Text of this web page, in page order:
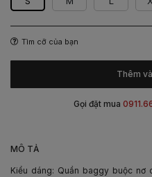
MÔ TẢ
Kiểu dáng: Quần baggy buộc
Tìm cỡ của bạn
Thêm
Gọi đặt mua